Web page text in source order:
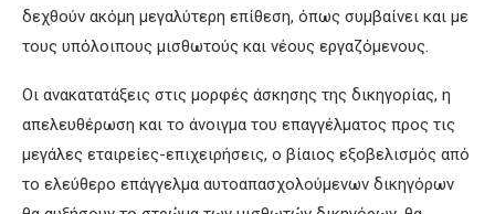
δεχθούν ακόμη μεγαλύτερη επίθεση, όπως συμβαίνει και με
τους υπόλοιπους μισθωτούς και νέους εργαζόμενους.
Οι ανακατατάξεις στις μορφές άσκησης της δικηγορίας, η
απελευθέρωση και το άνοιγμα του επαγγέλματος προς τις
μεγάλες εταιρείες-επιχειρήσεις, ο βίαιος εξοβελισμός από
το ελεύθερο επάγγελμα αυτοαπασχολούμενων δικηγόρων